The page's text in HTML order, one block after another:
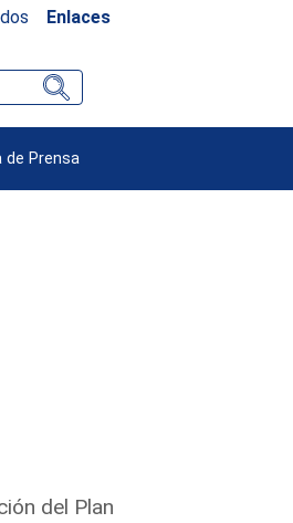
Enlaces
de Prensa
del Plan